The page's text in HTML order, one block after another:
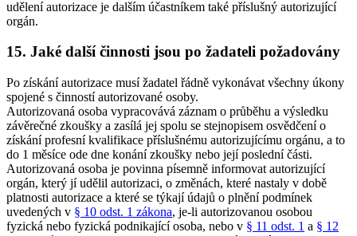
udělení autorizace je dalším účastníkem také příslušný autorizující
orgán.
15. Jaké další činnosti jsou po žadateli požadovány
Po získání autorizace musí žadatel řádně vykonávat všechny úkony
spojené s činností autorizované osoby.
Autorizovaná osoba vypracovává záznam o průběhu a výsledku
závěrečné zkoušky a zasílá jej spolu se stejnopisem osvědčení o
získání profesní kvalifikace příslušnému autorizujícímu orgánu, a to
do 1 měsíce ode dne konání zkoušky nebo její poslední části.
Autorizovaná osoba je povinna písemně informovat autorizující
orgán, který jí udělil autorizaci, o změnách, které nastaly v době
platnosti autorizace a které se týkají údajů o plnění podmínek
uvedených v § 10 odst. 1 zákona, je-li autorizovanou osobou
fyzická nebo fyzická podnikající osoba, nebo v § 11 odst. 1 a § 12